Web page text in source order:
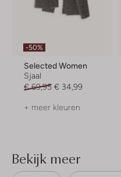
-50%
Selected Women
Sjaal
€ 69,95 € 34,99
+ meer kleuren
Bekijk meer